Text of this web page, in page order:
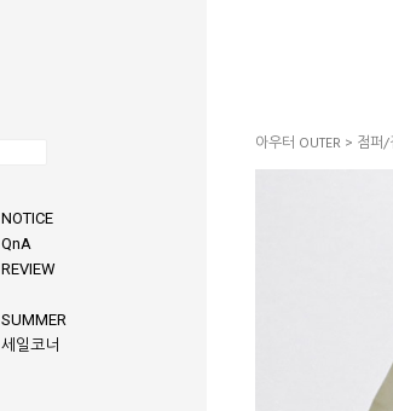
NOTICE
QnA
REVIEW
SUMMER
세일코너
아우터 OUTER > 점퍼/